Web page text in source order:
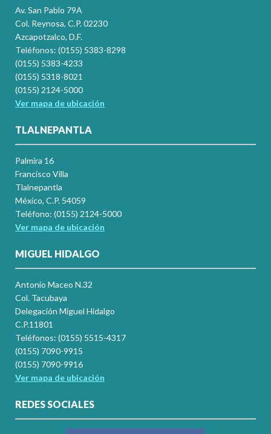
Av. San Pablo 79A
Col. Reynosa, C.P. 02230
Azcapotzalco, D.F.
Teléfonos: (0155) 5383-8298
(0155) 5383-4233
(0155) 5318-8021
(0155) 2124-5000
Ver mapa de ubicación
TLALNEPANTLA
Palmira 16
Francisco Villa
Tlalnepantla
México, C.P. 54059
Teléfono: (0155) 2124-5000
Ver mapa de ubicación
MIGUEL HIDALGO
Antonio Maceo N.32
Col. Tacubaya
Delegación Miguel Hidalgo
C.P.11801
Teléfonos: (0155) 5515-4317
(0155) 7090-9915
(0155) 7090-9916
Ver mapa de ubicación
REDES SOCIALES